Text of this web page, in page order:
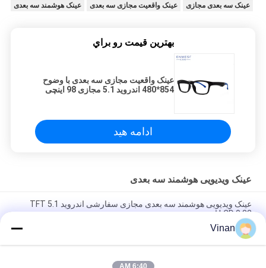
عینک سه بعدی مجازی عینک واقعیت مجازی سه بعدی عینک هوشمند سه بعدی
بهترين قيمت رو براي
عینک واقعیت مجازی سه بعدی با وضوح
854*480 اندروید 5.1 مجازی 98 اینچی
ادامه هید
عینک ویدیویی هوشمند سه بعدی
عینک ویدیویی هوشمند سه بعدی مجازی سفارشی اندروید 5.1 TFT
LCD 0.32 اینچی
WIFI / بلوتوث
Vinan
6:40 AM